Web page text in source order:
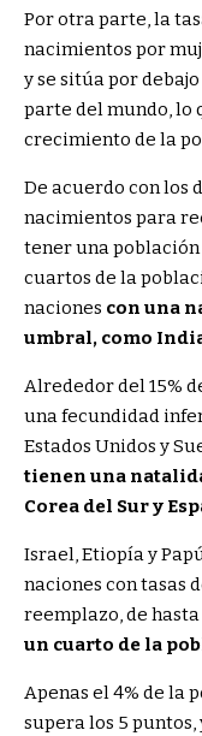
Por otra parte, la
nacimientos por
y se sitúa por
parte del mundo, lo
crecimiento de la
De acuerdo con los
nacimientos para
tener una población
cuartos de la
naciones con una
umbral, como
Alrededor del 15%
una fecundidad
Estados Unidos y
tienen una
Corea del Sur y
Israel, Etiopía y
naciones con tasas
reemplazo, de hasta
un cuarto de la
Apenas el 4% de la
supera los 5